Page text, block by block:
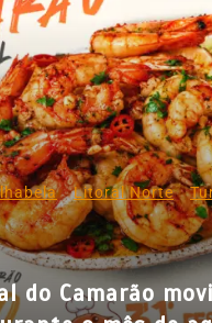
Litoral Norte
Camarão